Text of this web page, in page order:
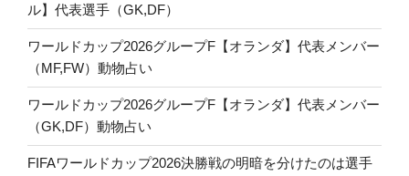
ル】代表選手（GK,DF）
ワールドカップ2026グループF【オランダ】代表メンバー
（MF,FW）動物占い
ワールドカップ2026グループF【オランダ】代表メンバー
（GK,DF）動物占い
FIFAワールドカップ2026決勝戦の明暗を分けたのは選手